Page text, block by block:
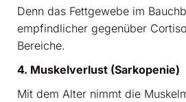
Denn das Fettgewebe im
empfindlicher gegenüber
Bereiche.
4. Muskelverlust (Sarkopenie)
Mit dem Alter nimmt die